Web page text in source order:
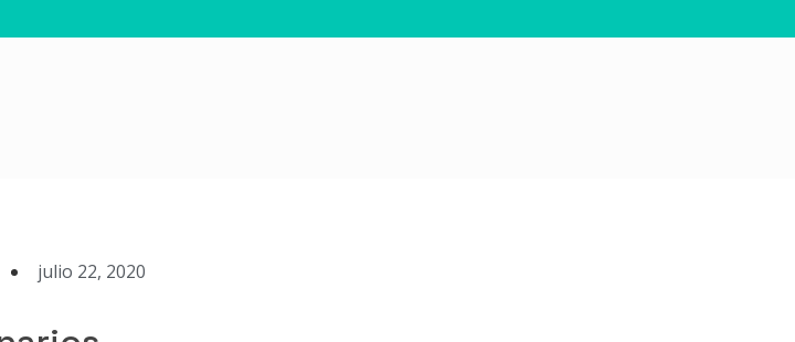
julio 22, 2020